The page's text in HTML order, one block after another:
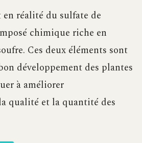
en réalité du sulfate de
chimique riche en
Ces deux éléments sont
développement des plantes
à améliorer
qualité et la quantité des